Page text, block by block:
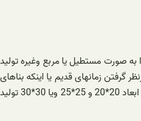
صورت مستطیل یا مربع وغیره تولید
زمانهای قدیم یا اینکه بناهای
که درزمان ساسانیان می باشد استفاده از خشت ها خام را دردیوارهای ضخیم یافت نمود که ابعاد انها به بیشتر از 35 سانت می باشد مشاهده نمود ولی درحال حاضر این محصولات با ابعاد 20*20 و 25*25 ویا 30*30 تولید